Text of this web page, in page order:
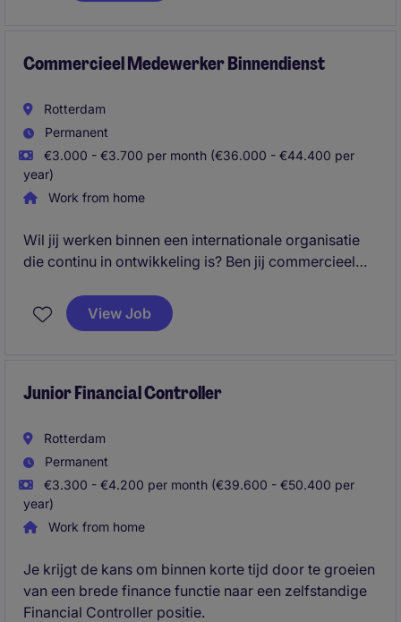
Commercieel Medewerker Binnendienst
Rotterdam
Permanent
€3.000 - €3.700 per month (€36.000 - €44.400 per
year)
Work from home
Wil jij werken binnen een internationale organisatie
die continu in ontwikkeling is? Ben jij commercieel
klantcontact, het signaleren van kansen en het
behalen van resultaten? Dan is de functie van
View Job
Junior Financial Controller
Rotterdam
Permanent
€3.300 - €4.200 per month (€39.600 - €50.400 per
year)
Work from home
Je krijgt de kans om binnen korte tijd door te groeien
van een brede finance functie naar een zelfstandige
Financial Controller positie.